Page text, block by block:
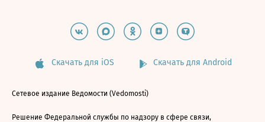
Скачать для iOS Скачать для Android
Сетевое издание Ведомости (Vedomosti)
Решение Федеральной службы по надзору в сфере связи,